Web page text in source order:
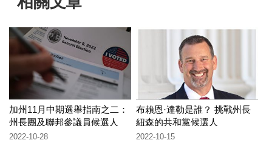
加州11月中期選舉指南之二：
州長團及聯邦參議員候選人
2022-10-28
布賴恩·達勒是誰？ 挑戰州長
紐森的共和黨候選人
2022-10-15